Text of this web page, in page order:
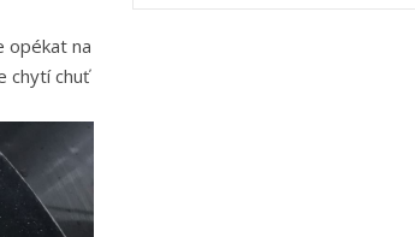
opékat na
chytí chuť